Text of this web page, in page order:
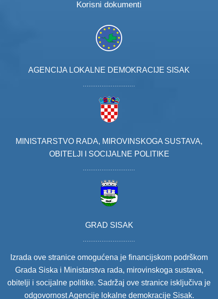
Korisni dokumenti
AGENCIJA LOKALNE DEMOKRACIJE SISAK
MINISTARSTVO RADA, MIROVINSKOGA SUSTAVA,
OBITELJI I SOCIJALNE POLITIKE
GRAD SISAK
Izrada ove stranice omogućena je financijskom podrškom
Grada Siska i Ministarstva rada, mirovinskoga sustava,
obitelji i socijalne politike. Sadržaj ove stranice isključiva je
odgovornost Agencije lokalne demokracije Sisak.